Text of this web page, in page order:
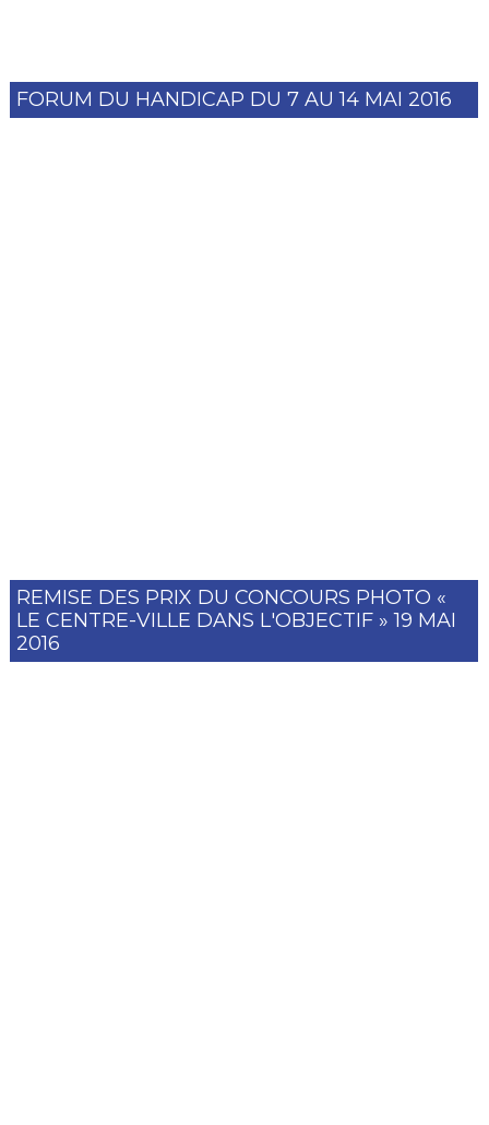
FORUM DU HANDICAP DU 7 AU 14 MAI 2016
REMISE DES PRIX DU CONCOURS PHOTO «
LE CENTRE-VILLE DANS L'OBJECTIF » 19 MAI
2016